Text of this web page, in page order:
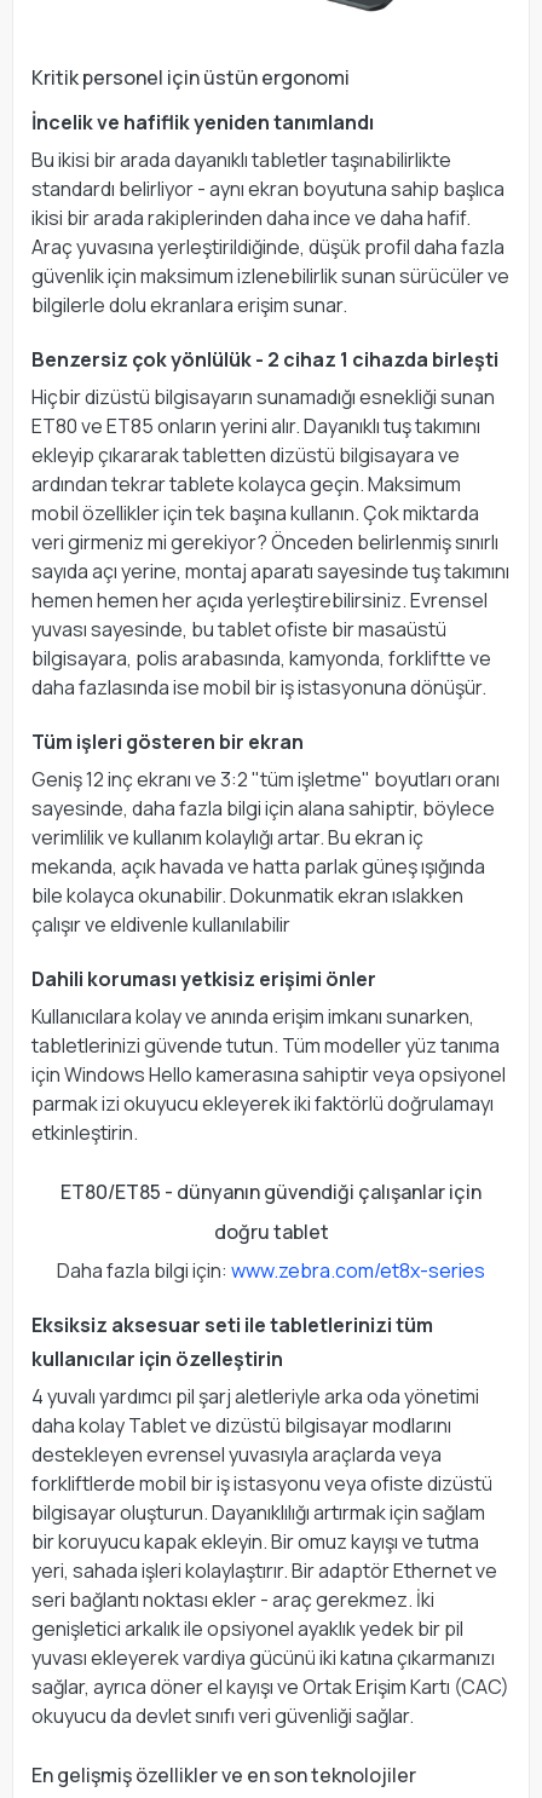
Kritik personel için üstün ergonomi
İncelik ve hafiflik yeniden tanımlandı
Bu ikisi bir arada dayanıklı tabletler taşınabilirlikte
standardı belirliyor - aynı ekran boyutuna sahip başlıca
ikisi bir arada rakiplerinden daha ince ve daha hafif.
Araç yuvasına yerleştirildiğinde, düşük profil daha fazla
güvenlik için maksimum izlenebilirlik sunan sürücüler ve
bilgilerle dolu ekranlara erişim sunar.
Benzersiz çok yönlülük - 2 cihaz 1 cihazda birleşti
Hiçbir dizüstü bilgisayarın sunamadığı esnekliği sunan
ET80 ve ET85 onların yerini alır. Dayanıklı tuş takımını
ekleyip çıkararak tabletten dizüstü bilgisayara ve
ardından tekrar tablete kolayca geçin. Maksimum
mobil özellikler için tek başına kullanın. Çok miktarda
veri girmeniz mi gerekiyor? Önceden belirlenmiş sınırlı
sayıda açı yerine, montaj aparatı sayesinde tuş takımını
hemen hemen her açıda yerleştirebilirsiniz. Evrensel
yuvası sayesinde, bu tablet ofiste bir masaüstü
bilgisayara, polis arabasında, kamyonda, forkliftte ve
daha fazlasında ise mobil bir iş istasyonuna dönüşür.
Tüm işleri gösteren bir ekran
Geniş 12 inç ekranı ve 3:2 "tüm işletme" boyutları oranı
sayesinde, daha fazla bilgi için alana sahiptir, böylece
verimlilik ve kullanım kolaylığı artar. Bu ekran iç
mekanda, açık havada ve hatta parlak güneş ışığında
bile kolayca okunabilir. Dokunmatik ekran ıslakken
çalışır ve eldivenle kullanılabilir
Dahili koruması yetkisiz erişimi önler
Kullanıcılara kolay ve anında erişim imkanı sunarken,
tabletlerinizi güvende tutun. Tüm modeller yüz tanıma
için Windows Hello kamerasına sahiptir veya opsiyonel
parmak izi okuyucu ekleyerek iki faktörlü doğrulamayı
etkinleştirin.
ET80/ET85 - dünyanın güvendiği çalışanlar için
doğru tablet
Daha fazla bilgi için: www.zebra.com/et8x-series
Eksiksiz aksesuar seti ile tabletlerinizi tüm
kullanıcılar için özelleştirin
4 yuvalı yardımcı pil şarj aletleriyle arka oda yönetimi
daha kolay Tablet ve dizüstü bilgisayar modlarını
destekleyen evrensel yuvasıyla araçlarda veya
forkliftlerde mobil bir iş istasyonu veya ofiste dizüstü
bilgisayar oluşturun. Dayanıklılığı artırmak için sağlam
bir koruyucu kapak ekleyin. Bir omuz kayışı ve tutma
yeri, sahada işleri kolaylaştırır. Bir adaptör Ethernet ve
seri bağlantı noktası ekler - araç gerekmez. İki
genişletici arkalık ile opsiyonel ayaklık yedek bir pil
yuvası ekleyerek vardiya gücünü iki katına çıkarmanızı
sağlar, ayrıca döner el kayışı ve Ortak Erişim Kartı (CAC)
okuyucu da devlet sınıfı veri güvenliği sağlar.
En gelişmiş özellikler ve en son teknolojiler